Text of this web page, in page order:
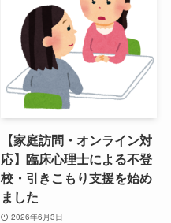
【家庭訪問・オンライン対
応】臨床心理士による不登
校・引きこもり支援を始め
ました
2026年6月3日